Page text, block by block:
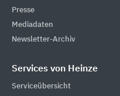
Presse
Mediadaten
Newsletter-Archiv
Services von Heinze
Serviceübersicht